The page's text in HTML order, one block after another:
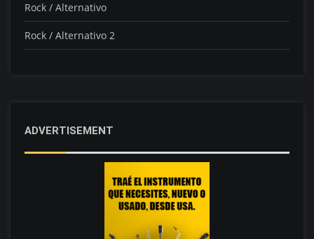
Rock / Alternativo
Rock / Alternativo 2
ADVERTISEMENT